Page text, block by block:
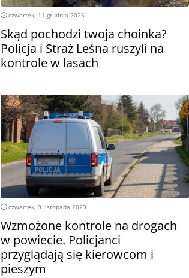
czwartek, 11 grudnia 2025
Skąd pochodzi twoja choinka?
Policja i Straż Leśna ruszyli na
kontrole w lasach
czwartek, 9 listopada 2023
Wzmożone kontrole na drogach
w powiecie. Policjanci
przyglądają się kierowcom i
pieszym